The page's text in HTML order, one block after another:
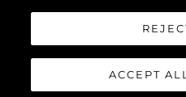
©.2026 Sunseeker LondonACCEPT